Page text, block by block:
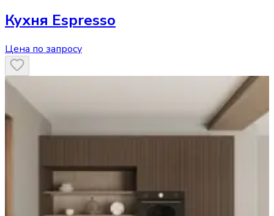
Кухня Espresso
Цена по запросу